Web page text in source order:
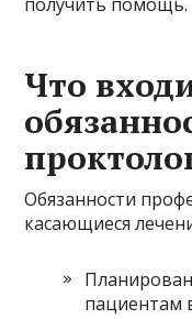
Что
Обязанности
касающиеся
пациентам